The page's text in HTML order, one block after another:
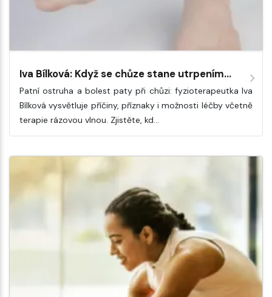
Iva Bílková: Když se chůze stane utrpením...
Patní ostruha a bolest paty při chůzi: fyzioterapeutka Iva
Bílková vysvětluje příčiny, příznaky i možnosti léčby včetně
terapie rázovou vlnou. Zjistěte, kd…